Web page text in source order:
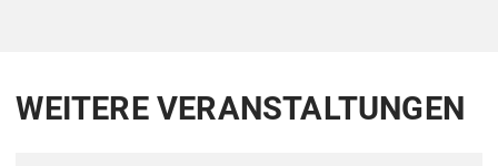
WEITERE VERANSTALTUNGEN